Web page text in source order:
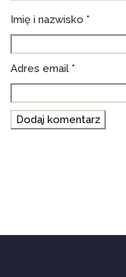
Imię i nazwisko *
Adres email *